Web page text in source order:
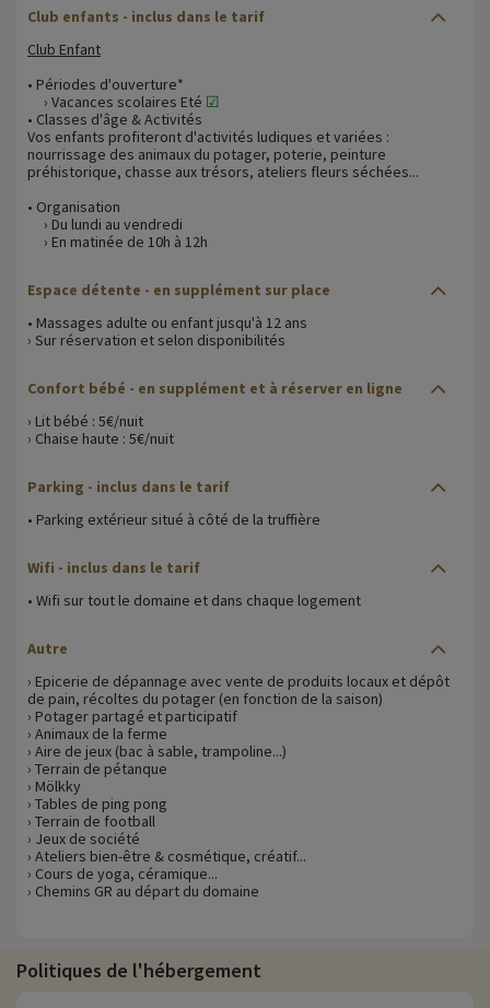
Club enfants - inclus dans le tarif
Club Enfant
• Périodes d'ouverture*
› Vacances scolaires Eté ☑
• Classes d'âge & Activités
Vos enfants profiteront d'activités ludiques et variées :
nourrissage des animaux du potager, poterie, peinture
préhistorique, chasse aux trésors, ateliers fleurs séchées...
• Organisation
› Du lundi au vendredi
› En matinée de 10h à 12h
Espace détente - en supplément sur place
• Massages adulte ou enfant jusqu'à 12 ans
› Sur réservation et selon disponibilités
Confort bébé - en supplément et à réserver en ligne
› Lit bébé : 5€/nuit
› Chaise haute : 5€/nuit
Parking - inclus dans le tarif
• Parking extérieur situé à côté de la truffière
Wifi - inclus dans le tarif
• Wifi sur tout le domaine et dans chaque logement
Autre
› Epicerie de dépannage avec vente de produits locaux et dépôt
de pain, récoltes du potager (en fonction de la saison)
› Potager partagé et participatif
› Animaux de la ferme
› Aire de jeux (bac à sable, trampoline...)
› Terrain de pétanque
› Mölkky
› Tables de ping pong
› Terrain de football
› Jeux de société
› Ateliers bien-être & cosmétique, créatif...
› Cours de yoga, céramique...
› Chemins GR au départ du domaine
Politiques de l'hébergement